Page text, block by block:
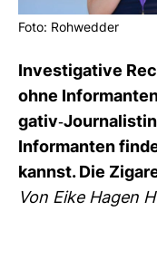
Foto: Roh­wedder
Inves­ti­ga­tive
ohne
gativ-​
Infor­manten
kannst. Die
Von Eike Hagen